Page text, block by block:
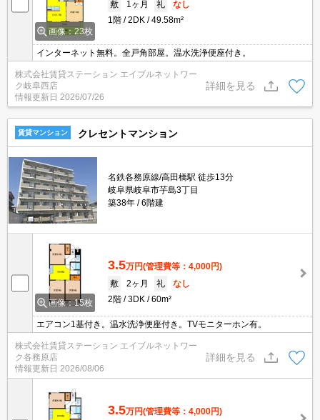
画像：23枚
敷
1ヶ月 礼
なし
1階
2DK 49.58m²
インターネット無料。全戸角部屋。温水洗浄便座付き。
株式会社賃貸ステーション エイブルネットワー
ク岐阜西店
情報更新日 2026/07/26
詳細を見る
賃貸マンション クレセントマンション
名鉄各務原線/高田橋駅 徒歩13分
岐阜県岐阜市芋島3丁目
築38年
6階建
画像：15枚
3.5万円(管理費等：4,000円)
敷
2ヶ月 礼
なし
2階
3DK 60m²
エアコン1基付き。温水洗浄便座付き。TVモニターホン有。
株式会社賃貸ステーション エイブルネットワー
ク各務原店
情報更新日 2026/08/06
詳細を見る
3.5万円(管理費等：4,000円)